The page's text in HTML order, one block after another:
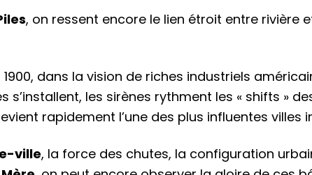
, on ressent encore le lien étroit entre rivière
dans la vision de riches industriels
s’installent, les sirènes rythment les « shifts »
rapidement l’une des plus influentes villes
ville, la force des chutes, la configuration